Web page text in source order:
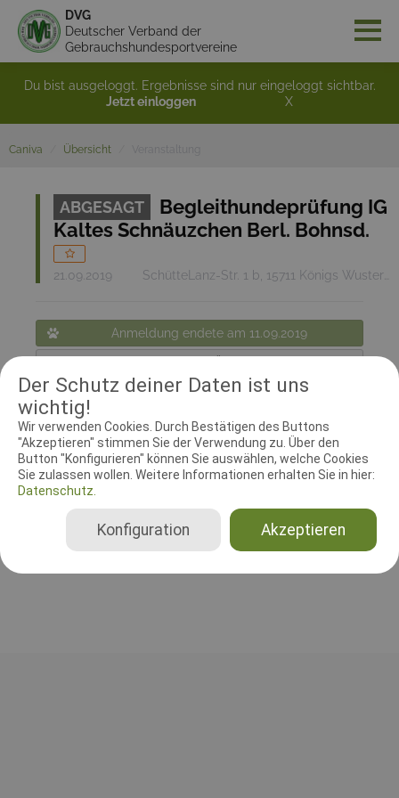
Der Schutz deiner Daten ist uns
wichtig!
Wir verwenden Cookies. Durch Bestätigen des Buttons
"Akzeptieren" stimmen Sie der Verwendung zu. Über den
Button "Konfigurieren" können Sie auswählen, welche Cookies
Sie zulassen wollen. Weitere Informationen erhalten Sie in hier:
Datenschutz.
Akzeptieren
Konfiguration
DVG
Deutscher Verband der
Gebrauchshundesportvereine
Du bist ausgeloggt. Ergebnisse sind nur eingeloggt sichtbar.
Jetzt einloggen
X
Caniva Übersicht
ABGESAGT
Begleithundeprüfung IG
Kaltes Schnäuzchen Berl. Bohnsd.
21.09.2019 SchütteLanz-Str. 1 b, 15711 Königs Wusterhausen
Anmeldung endete am 11.09.2019
RICHTER UND HELFER
Leistungsrichter
Deutschland